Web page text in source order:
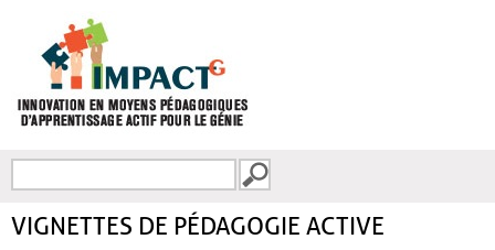
FORMULAIRE DE
VIGNETTES DE PÉDAGOGIE ACTIVE